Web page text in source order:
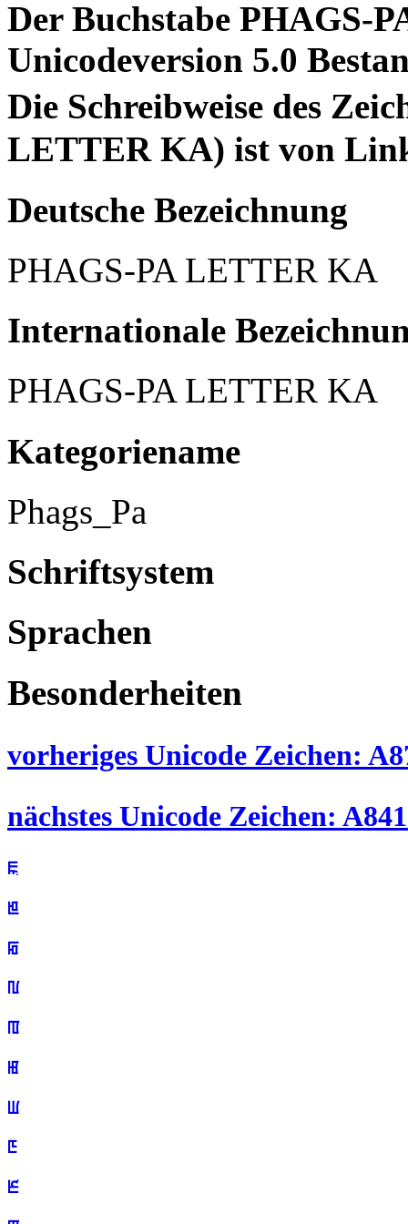
Der Buchstabe PHAGS-
Unicodeversion 5.0
Die Schreibweise des
LETTER KA) ist von
Deutsche Bezeichnung
PHAGS-PA LETTER KA
Internationale
PHAGS-PA LETTER KA
Kategoriename
Phags_Pa
Schriftsystem
Sprachen
Besonderheiten
vorheriges Unicode Zeichen:
nächstes Unicode Zeichen:
ꡀ
ꡁ
ꡂ
ꡃ
ꡄ
ꡅ
ꡆ
ꡇ
ꡈ